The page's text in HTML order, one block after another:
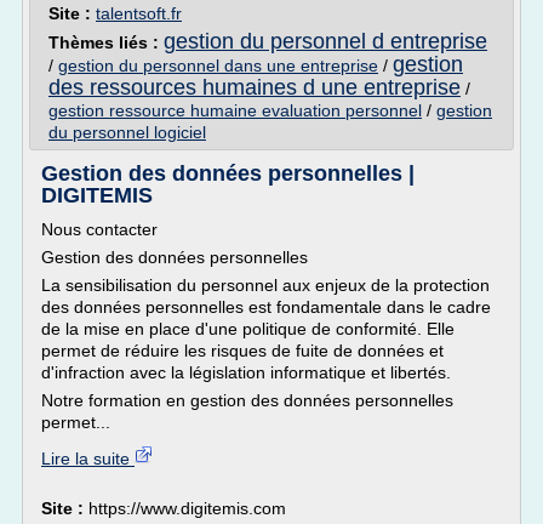
Site : talentsoft.fr
Thèmes liés : gestion du personnel d entreprise
/ gestion du personnel dans une entreprise / gestion
des ressources humaines d une entreprise /
gestion ressource humaine evaluation personnel / gestion
du personnel logiciel
Gestion des données personnelles |
DIGITEMIS
Nous contacter
Gestion des données personnelles
La sensibilisation du personnel aux enjeux de la protection
des données personnelles est fondamentale dans le cadre
de la mise en place d'une politique de conformité. Elle
permet de réduire les risques de fuite de données et
d'infraction avec la législation informatique et libertés.
Notre formation en gestion des données personnelles
permet...
Lire la suite
Site : https://www.digitemis.com